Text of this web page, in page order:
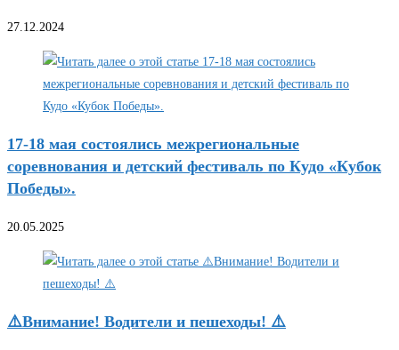
27.12.2024
17-18 мая состоялись межрегиональные
соревнования и детский фестиваль по Кудо «Кубок
Победы».
20.05.2025
⚠️Внимание! Водители и пешеходы! ⚠️